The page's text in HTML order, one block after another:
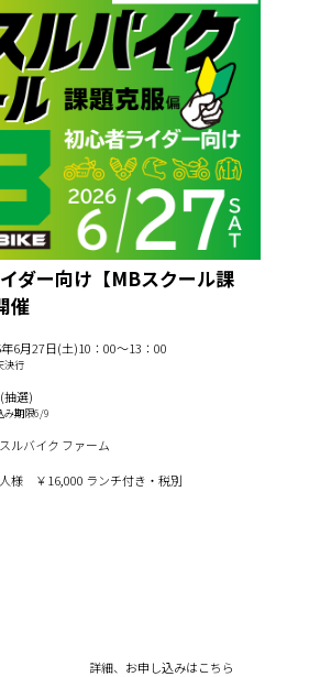
ダー向け【MBスクール課
催
6月27日(土)10：00～13：00
決行
抽選)
期限6/9
ルバイク ファーム
様 ￥16,000 ランチ付き・税別
詳細、お申し込みはこちら